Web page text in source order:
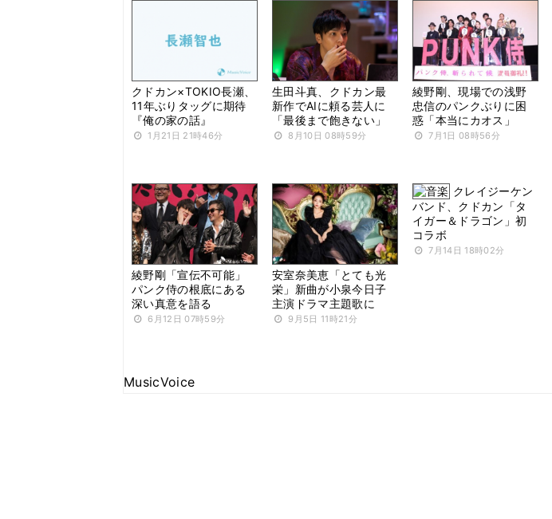
クドカン×TOKIO長瀬、
11年ぶりタッグに期待
『俺の家の話』
1月21日 21時46分
生田斗真、クドカン最
新作でAIに頼る芸人に
「最後まで飽きない」
8月10日 08時59分
綾野剛、現場での浅野
忠信のパンクぶりに困
惑「本当にカオス」
7月1日 08時56分
綾野剛「宣伝不可能」
パンク侍の根底にある
深い真意を語る
6月12日 07時59分
安室奈美恵「とても光
栄」新曲が小泉今日子
主演ドラマ主題歌に
9月5日 11時21分
クレイジーケン
バンド、クドカン「タ
イガー＆ドラゴン」初
コラボ
7月14日 18時02分
MusicVoice